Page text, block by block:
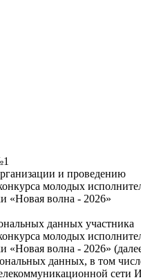
и проведению
молодых
«Новая волна - 2026»
данных участника
молодых
«Новая волна - 2026»
данных, в том
сети